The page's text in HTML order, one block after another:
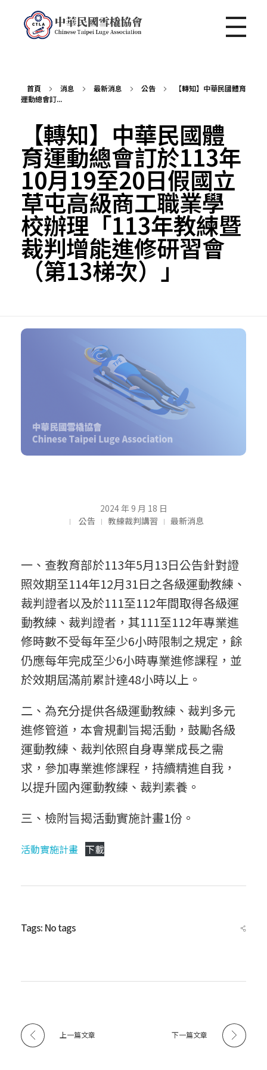
首頁 消息 最新消息 公告
【轉知】中華民國體育
運動總會訂...
【轉知】中華民國體
育運動總會訂於113年
10月19至20日假國立
草屯高級商工職業學
校辦理「113年教練暨
裁判增能進修研習會
（第13梯次）」
【
轉
知
】
中
華
民
國
體
運
動
總
2024 年 9 月 18 日
公告
教練裁判講習 最新消息
一、查教育部於113年5月13日公告針對證
照效期至114年12月31日之各級運動教練、
裁判證者以及於111至112年間取得各級運
動教練、裁判證者，其111至112年專業進
修時數不受每年至少6小時限制之規定，餘
仍應每年完成至少6小時專業進修課程，並
於效期屆滿前累計達48小時以上。
二、為充分提供各級運動教練、裁判多元
進修管道，本會規劃旨揭活動，鼓勵各級
運動教練、裁判依照自身專業成長之需
求，參加專業進修課程，持續精進自我，
以提升國內運動教練、裁判素養。
三、檢附旨揭活動實施計畫1份。
活動實施計畫 下載
Tags: No tags
上一篇文章 下一篇文章